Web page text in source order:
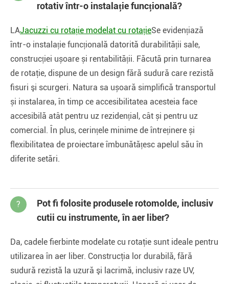
rotativ într-o instalație funcțională?
LAJacuzzi cu rotație modelat cu rotațieSe evidențiază
într-o instalație funcțională datorită durabilității sale,
construcției ușoare și rentabilității. Făcută prin turnarea
de rotaţie, dispune de un design fără sudură care rezistă
fisuri şi scurgeri. Natura sa ușoară simplifică transportul
și instalarea, în timp ce accesibilitatea acesteia face
accesibilă atât pentru uz rezidențial, cât și pentru uz
comercial. În plus, cerințele minime de întreținere și
flexibilitatea de proiectare îmbunătățesc apelul său în
diferite setări.
?
Pot fi folosite produsele rotomolde, inclusiv
cutii cu instrumente, în aer liber?
Da, cadele fierbinte modelate cu rotaţie sunt ideale pentru
utilizarea în aer liber. Construcţia lor durabilă, fără
sudură rezistă la uzură şi lacrimă, inclusiv raze UV,